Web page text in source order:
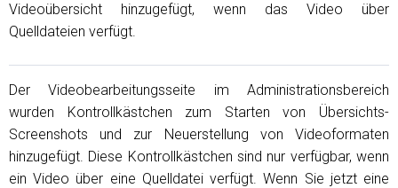
Videoübersicht hinzugefügt, wenn das Video über
Quelldateien verfügt.
Der Videobearbeitungsseite im Administrationsbereich
wurden Kontrollkästchen zum Starten von Übersichts-
Screenshots und zur Neuerstellung von Videoformaten
hinzugefügt. Diese Kontrollkästchen sind nur verfügbar, wenn
ein Video über eine Quelldatei verfügt. Wenn Sie jetzt eine